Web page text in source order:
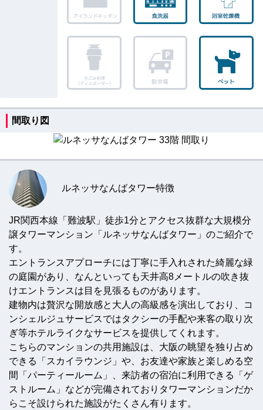
間取り図
ルネッサなんばタワー特徴
JR関西本線「難波駅」徒歩1分とアクセス抜群な大規模分
譲タワーマンション「ルネッサなんばタワー」のご紹介で
す。
エントランスアプローチには丁寧に手入れされた綺麗な緑
の庭園があり、なんといっても天井高8メートルの吹き抜
けエントランスは目を見張るものがあります。
建物内は贅沢な開放感と大人の高級感を演出しており、コ
ンシェルジュサービスではタクシーの手配や来客の取り次
ぎ等ホテルライクなサービスを提供してくれます。
こちらのマンションの共用施設は、大阪の眺望を独り占め
できる「スカイラウンジ」や、お友達や家族と楽しめる空
間「パーティールーム」、来訪者の宿泊に利用できる「ゲ
ストルーム」などが完備されておりタワーマンションだか
らこそ設けられた施設がたくさん有ります。